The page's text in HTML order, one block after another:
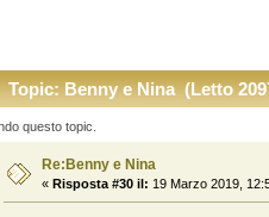
Topic: Benny e Nina (Letto
questo topic.
Re:Benny e Nina
« Risposta #30 il: 19 Marzo 2019,